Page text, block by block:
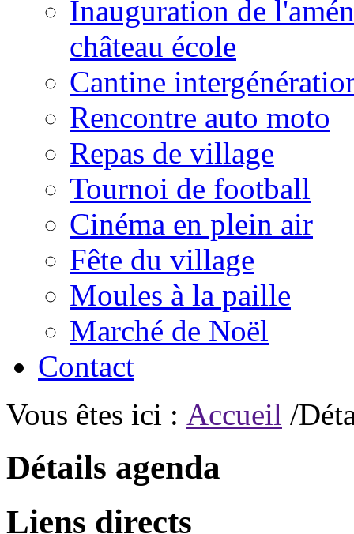
Inauguration de
château école
Cantine
Rencontre auto moto
Repas de village
Tournoi de football
Cinéma en plein air
Fête du village
Moules à la paille
Marché de Noël
Contact
Vous êtes ici : Accueil /
Détails agenda
Liens directs